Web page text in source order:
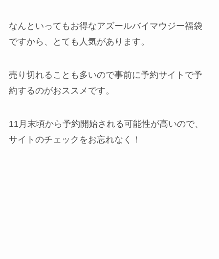
なんといってもお得なアズールバイマウジー福袋
ですから、とても人気があります。
売り切れることも多いので事前に予約サイトで予
約するのがおススメです。
11月末頃から予約開始される可能性が高いので、
サイトのチェックをお忘れなく！